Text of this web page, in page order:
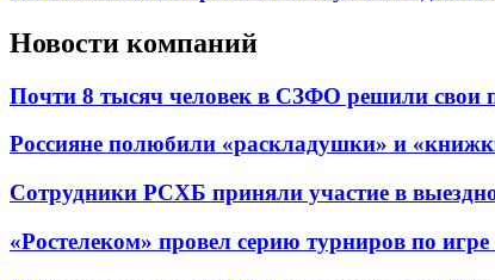
Новости компаний
Почти 8 тысяч человек в СЗФО решили свои
Россияне полюбили «раскладушки» и
Сотрудники РСХБ приняли участие в
«Ростелеком» провел серию турниров по